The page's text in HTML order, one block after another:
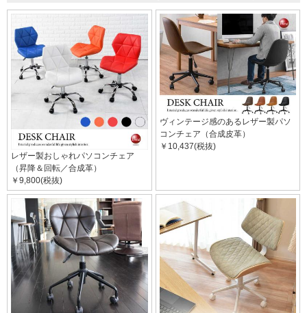
レザー製おしゃれパソコンチェア
（昇降＆回転／合成革）
￥9,800(税抜)
ヴィンテージ感のあるレザー製パソ
コンチェア（合成皮革）
￥10,437(税抜)